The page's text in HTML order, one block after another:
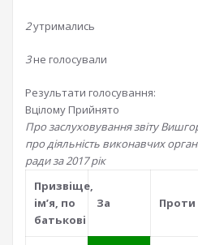
2утримались
3не голосували
Результати голосування:
Вцілому Прийнято
Про заслуховування звіту
про діяльність виконавчих
ради за 2017 рік
Призвiще,
iм’я, по
батьковi
За Проти